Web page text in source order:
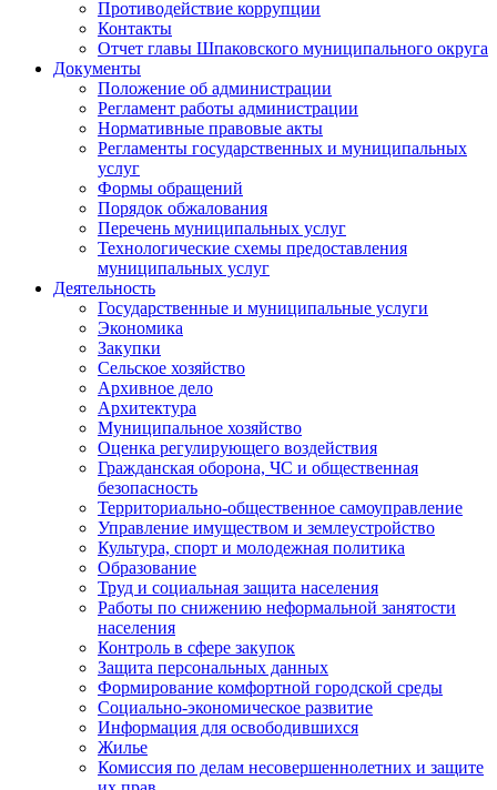
Противодействие коррупции
Контакты
Отчет главы Шпаковского муниципального округа
Документы
Положение об администрации
Регламент работы администрации
Нормативные правовые акты
Регламенты государственных и муниципальных
услуг
Формы обращений
Порядок обжалования
Перечень муниципальных услуг
Технологические схемы предоставления
муниципальных услуг
Деятельность
Государственные и муниципальные услуги
Экономика
Закупки
Сельское хозяйство
Архивное дело
Архитектура
Муниципальное хозяйство
Оценка регулирующего воздействия
Гражданская оборона, ЧС и общественная
безопасность
Территориально-общественное самоуправление
Управление имуществом и землеустройство
Культура, спорт и молодежная политика
Образование
Труд и социальная защита населения
Работы по снижению неформальной занятости
населения
Контроль в сфере закупок
Защита персональных данных
Формирование комфортной городской среды
Социально-экономическое развитие
Информация для освободившихся
Жилье
Комиссия по делам несовершеннолетних и защите